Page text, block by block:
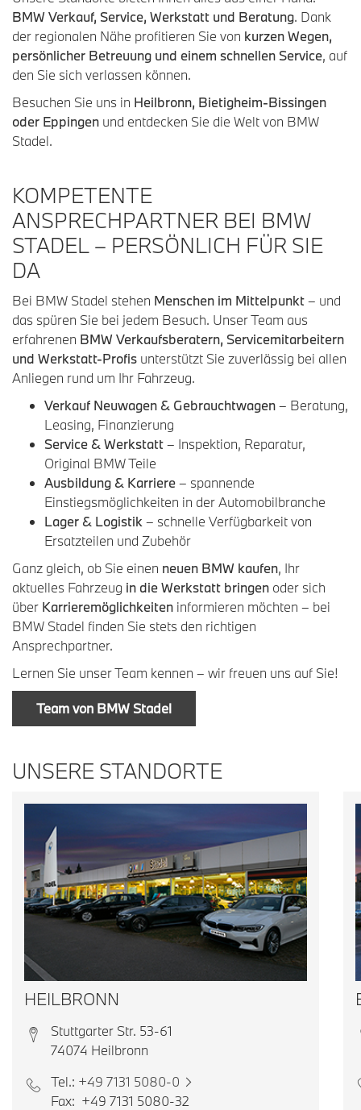
BMW Verkauf, Service, Werkstatt und Beratung. Dank
der regionalen Nähe profitieren Sie von kurzen Wegen,
persönlicher Betreuung und einem schnellen Service, auf
den Sie sich verlassen können.
Besuchen Sie uns in Heilbronn, Bietigheim-Bissingen
oder Eppingen und entdecken Sie die Welt von BMW
Stadel.
KOMPETENTE
ANSPRECHPARTNER BEI BMW
STADEL – PERSÖNLICH FÜR SIE
DA
Bei BMW Stadel stehen Menschen im Mittelpunkt– und
das spüren Sie bei jedem Besuch. Unser Team aus
erfahrenen BMW Verkaufsberatern, Servicemitarbeitern
und Werkstatt-Profis unterstützt Sie zuverlässig bei allen
Anliegen rund um Ihr Fahrzeug.
Verkauf Neuwagen & Gebrauchtwagen– Beratung,
Leasing, Finanzierung
Service & Werkstatt– Inspektion, Reparatur,
Original BMW Teile
Ausbildung & Karriere– spannende
Einstiegsmöglichkeiten in der Automobilbranche
Lager & Logistik – schnelle Verfügbarkeit von
Ersatzteilen und Zubehör
Ganz gleich, ob Sie einen neuen BMW kaufen, Ihr
aktuelles Fahrzeug in die Werkstatt bringen oder sich
über Karrieremöglichkeiten informieren möchten – bei
BMW Stadel finden Sie stets den richtigen
Ansprechpartner.
Lernen Sie unser Team kennen – wir freuen uns auf Sie!
Team von BMW Stadel
UNSERE STANDORTE
HEILBRONN
Stuttgarter Str. 53-61
74074 Heilbronn
Tel.: +49 7131 5080-0
Fax: +49 7131 5080-32